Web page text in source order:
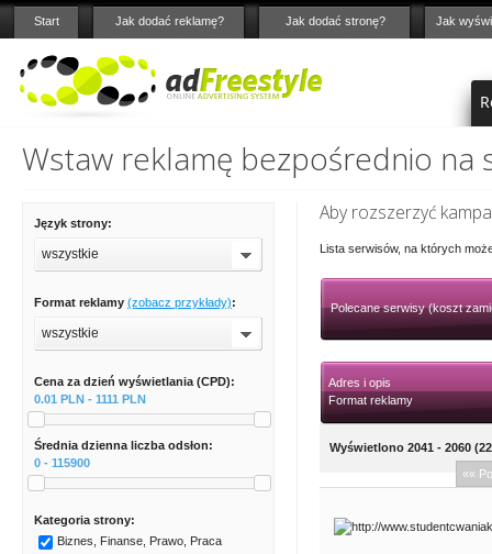
Start Jak dodać reklamę? Jak dodać stronę? Jak
Wstaw reklamę bezpośrednio na
Język strony:
wszystkie
Format reklamy (zobacz przykłady):
wszystkie
Cena za dzień wyświetlania (CPD):
0.01 PLN - 1111 PLN
Średnia dzienna liczba odsłon:
0 - 115900
Kategoria strony:
Biznes, Finanse, Prawo, Praca
Aby rozszerzyć
Lista serwisów, na których
Polecane serwisy (koszt
Adres i opis
Format reklamy
Wyświetlono 2041 - 2060
««